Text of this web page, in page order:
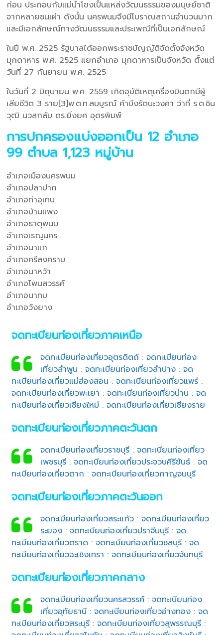
ก่อน ประกอบกับแม่น้ำโขงเป็นแหล่งวัฒนธรรมของมนุษย์ชาติ
จากหลายชนเผ่า ดังนั้น นครพนมจึงมีโบราณสถานจำนวนมาก
และมีเอกลักษณ์ทางวัฒนธรรมและประเพณีที่เป็นเอกลักษณ์
ในปี พ.ศ. 2525 รัฐบาลได้ออกพระราชบัญญัติจัดตั้งจังหวัด
มุกดาหาร พ.ศ. 2525 แยกอำเภอ มุกดาหารเป็นจังหวัด ตั้งแต่
วันที่ 27 กันยายน พ.ศ. 2525
ในวันที่ 2 มิถุนายน พ.ศ. 2559 เกิดอุบัติเหตุเครื่องบินตกมีผู้
เสียชีวิต 3 ราย[3]พ.ต.ท.สมบูรณ์ คำบึงรัตนะวงศา ว่าที่ ร.ต.ชิน
วุฒิ นวลกลับ ดร.ยิ่งยศ อุดรพิมพ์
การปกครองแบ่งออกเป็น 12 อำเภอ
99 ตำบล 1,123 หมู่บ้าน
อำเภอเมืองนครพนม
อำเภอปลาปาก
อำเภอท่าอุเทน
อำเภอบ้านแพง
อำเภอธาตุพนม
อำเภอเรณูนคร
อำเภอนาแก
อำเภอศรีสงคราม
อำเภอนาหว้า
อำเภอโพนสวรรค์
อำเภอนาทม
อำเภอวังยาง
จดทะเบียนท่องเที่ยวภาคเหนือ
จดทะเบียนท่องเที่ยวอุตรดิตถ์: จดทะเบียนท่อง
เที่ยวลำพูน : จดทะเบียนท่องเที่ยวลำปาง: จด
ทะเบียนท่องเที่ยวแม่ฮ่องสอน :จดทะเบียนท่องเที่ยวแพร่ :
จดทะเบียนท่องเที่ยวพะเยา :จดทะเบียนท่องเที่ยวน่าน :จด
ทะเบียนท่องเที่ยวเชียงใหม่ :จดทะเบียนท่องเที่ยวเชียงราย
จดทะเบียนท่องเที่ยวภาคตะวันตก
จดทะเบียนท่องเที่ยวราชบุรี: จดทะเบียนท่องเที่ยว
เพชรบุรี: จดทะเบียนท่องเที่ยวประจวบคีรีขันธ์: จด
ทะเบียนท่องเที่ยวตาก :จดทะเบียนท่องเที่ยวกาญจนบุรี
จดทะเบียนท่องเที่ยวภาคตะวันออก
จดทะเบียนท่องเที่ยวสระแก้ว: จดทะเบียนท่องเที่ยว
ระยอง: จดทะเบียนท่องเที่ยวปราจีนบุรี: จด
ทะเบียนท่องเที่ยวตราด :จดทะเบียนท่องเที่ยวชลบุรี :จด
ทะเบียนท่องเที่ยวฉะเชิงเทรา :จดทะเบียนท่องเที่ยวจันทบุรี
จดทะเบียนท่องเที่ยวภาคกลาง
จดทะเบียนท่องเที่ยวนครสวรรค์: จดทะเบียนท่อง
เที่ยวอุทัยธานี: จดทะเบียนท่องเที่ยวอ่างทอง: จด
ทะเบียนท่องเที่ยวสระบุรี :จดทะเบียนท่องเที่ยวสุพรรณบุรี :